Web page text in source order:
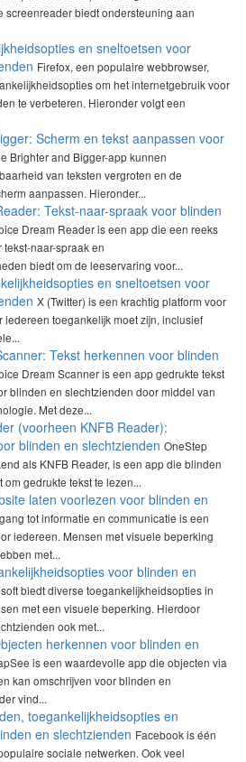
screenreader biedt ondersteuning aan
en sneltoetsen voor
Firefox, een populaire webbrowser,
om het internetgebruik voor
te verbeteren. Hieronder volgt een
Scherm en tekst aanpassen voor
Brighter and Bigger-app kunnen
van teksten vergroten en de
aanpassen. Hieronder...
Tekst-naar-spraak voor blinden
Dream Reader is een app die een reeks
naar-spraak en
biedt om de leeservaring voor...
en sneltoetsen voor
X (Twitter) is een krachtig platform voor
iedereen toegankelijk moet zijn, inclusief
Tekst herkennen voor blinden
Dream Scanner is een app gedrukte tekst
blinden en slechtzienden door middel van
Met deze...
(voorheen KNFB Reader):
blinden en slechtzienden OneStep
als KNFB Reader, is een app die blinden
gedrukte tekst te lezen...
laten voorlezen voor blinden en
tot informatie en communicatie is een
iedereen. Mensen met visuele beperking
met...
voor blinden en
biedt diverse toegankelijkheidsopties in
met een visuele beperking. Hierdoor
ook met...
herkennen voor blinden en
is een waardevolle app die objecten via
kan omschrijven voor blinden en
vind...
toegankelijkheidsopties en
en slechtzienden Facebook is één
sociale netwerken. Ook veel